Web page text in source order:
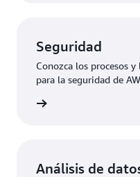
Seguridad
Conozca los procesos
para la seguridad de
Análisis de